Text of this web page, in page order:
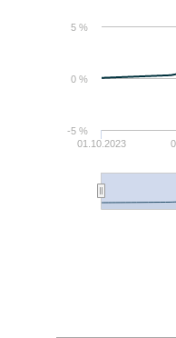
01.10.2023
0 %
5 %
-5 %